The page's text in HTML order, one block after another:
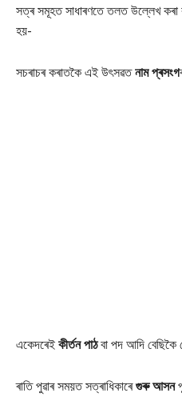
সত্ৰ সমূহত সাধাৰণতে তলত উল্লেখ কৰা
হয়-
সচৰাচৰ কৰাতকৈ এই উৎসৱতনাম প্ৰসংগ
একেদৰেইকীৰ্তন পাঠবা পদ আদি বেছিকৈ
ৰাতি পুৱাৰ সময়ত সত্ৰাধিকাৰেগুৰু আসন